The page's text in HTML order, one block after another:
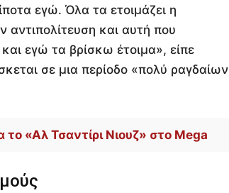
εγώ. Όλα τα ετοιμάζει η
αντιπολίτευση και αυτή που
εγώ τα βρίσκω έτοιμα», είπε
σε μια περίοδο «πολύ ραγδαίων
«Αλ Τσαντίρι Νιουζ» στο Mega